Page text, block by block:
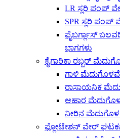
LR ಸ್ಲರಿ ಪಂಪ್
SPR ಸ್ಲರಿ ಪಂಪ್
ಫೈಬರ್ಗ್ಲಾಸ್
ಭಾಗಗಳು
ಕೈಗಾರಿಕಾ ರಬ್ಬರ್
ಗಾಳಿ ಮೆದುಗೊಳವೆ
ರಾಸಾಯನಿಕ
ಆಹಾರ
ನೀರಿನ
ಫ್ಲೋಟೇಶನ್ ವೇರ್